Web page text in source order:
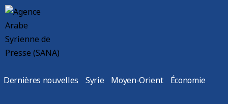
Dernières nouvelles Syrie Moyen-Orient Économie